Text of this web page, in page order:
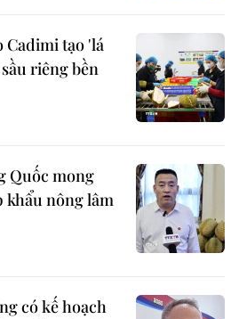
Cadimi tạo 'lá
riêng bền
Quốc mong
khẩu nông lâm
có kế hoạch